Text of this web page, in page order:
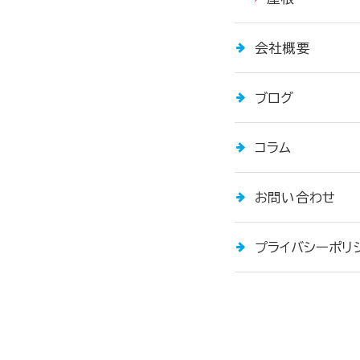
会社概要
ブログ
コラム
お問い合わせ
プライバシーポリ